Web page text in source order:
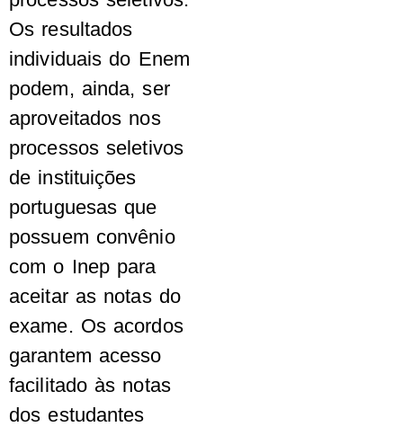
Os resultados
individuais do Enem
podem, ainda, ser
aproveitados nos
processos seletivos
de instituições
portuguesas que
possuem convênio
com o Inep para
aceitar as notas do
exame. Os acordos
garantem acesso
facilitado às notas
dos estudantes